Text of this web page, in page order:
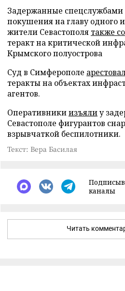
Задержанные спецслужбами
покушения на главу одного
жители Севастополя также
теракт на критической
Крымского полуострова
Суд в Симферополе
теракты на объектах
агентов.
Оперативникиизъялиу
Севастополе фигурантов
взрывчаткой беспилотники.
Текст: Вера Басилая
каналы
Читать